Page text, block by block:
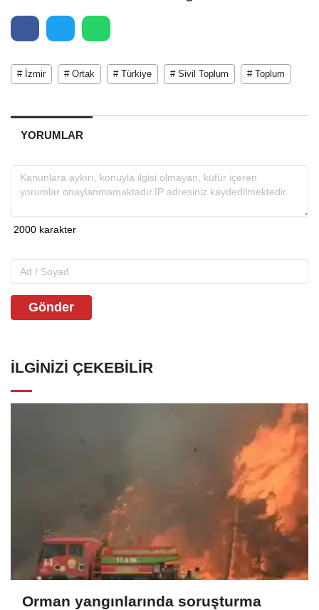
# İzmir # Ortak # Türkiye # Sivil Toplum # Toplum
YORUMLAR
Gönder
İLGINIZI ÇEKEBILIR
Orman yangınlarında soruşturma